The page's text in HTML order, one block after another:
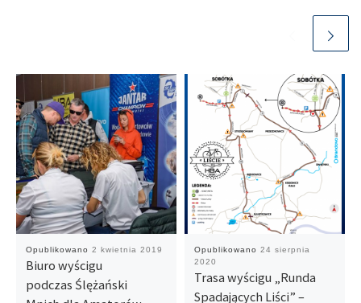
Opublikowano 2 kwietnia 2019
Biuro wyścigu
podczas Ślężański
Opublikowano 24 sierpnia
2020
Trasa wyścigu „Runda
Spadających Liści” –